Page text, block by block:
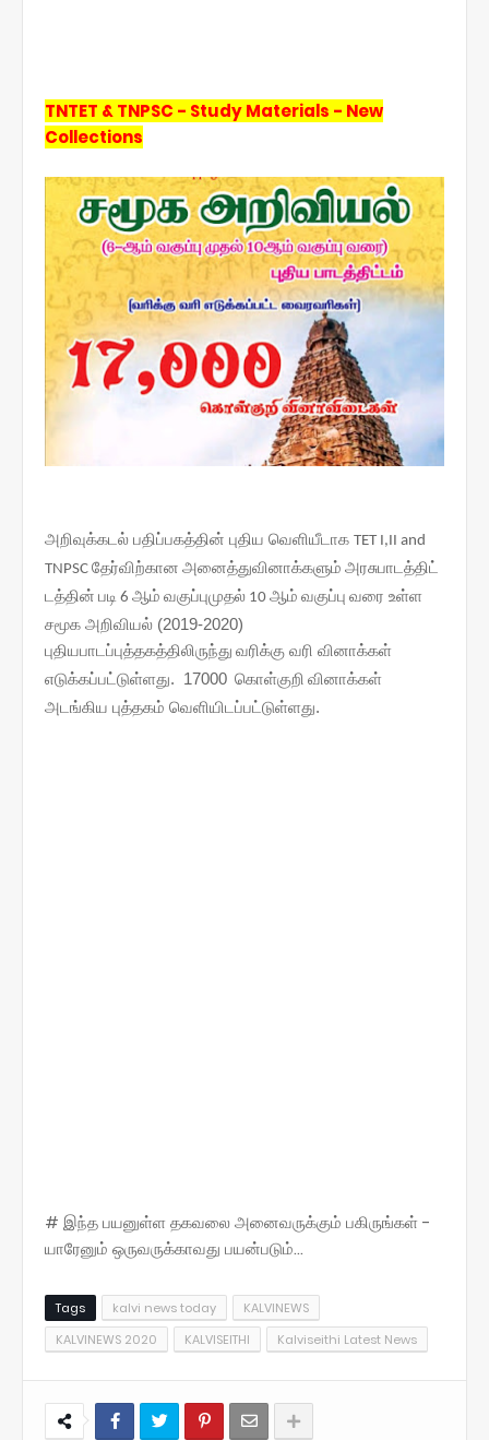
TNTET & TNPSC - Study Materials - New
Collections
அறிவுக்கடல் பதிப்பகத்தின் புதிய வெளியீடாக TET I,II and
TNPSC தேர்விற்கான அனைத்துவினாக்களும் அரசுபாடத்திட்
டத்தின் படி 6 ஆம் வகுப்புமுதல் 10 ஆம் வகுப்பு வரை உள்ள
சமூக அறிவியல் (2019-2020)
புதியபாடப்புத்தகத்திலிருந்து வரிக்கு வரி வினாக்கள்
எடுக்கப்பட்டுள்ளது. 17000 கொள்குறி வினாக்கள்
அடங்கிய புத்தகம் வெளியிடப்பட்டுள்ளது.
# இந்த பயனுள்ள தகவலை அனைவருக்கும் பகிருங்கள் -
யாரேனும் ஒருவருக்காவது பயன்படும்...
Tags kalvi news today
KALVINEWS
KALVINEWS 2020
KALVISEITHI Kalviseithi Latest News